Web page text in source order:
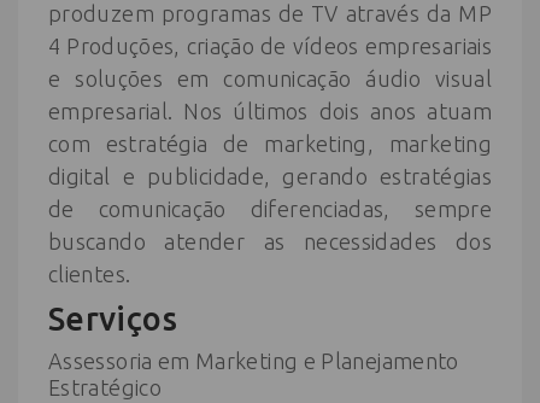
produzem programas de TV através da MP
4 Produções, criação de vídeos empresariais
e soluções em comunicação áudio visual
empresarial. Nos últimos dois anos atuam
com estratégia de marketing, marketing
digital e publicidade, gerando estratégias
de comunicação diferenciadas, sempre
buscando atender as necessidades dos
clientes.
Serviços
Assessoria em Marketing e Planejamento
Estratégico